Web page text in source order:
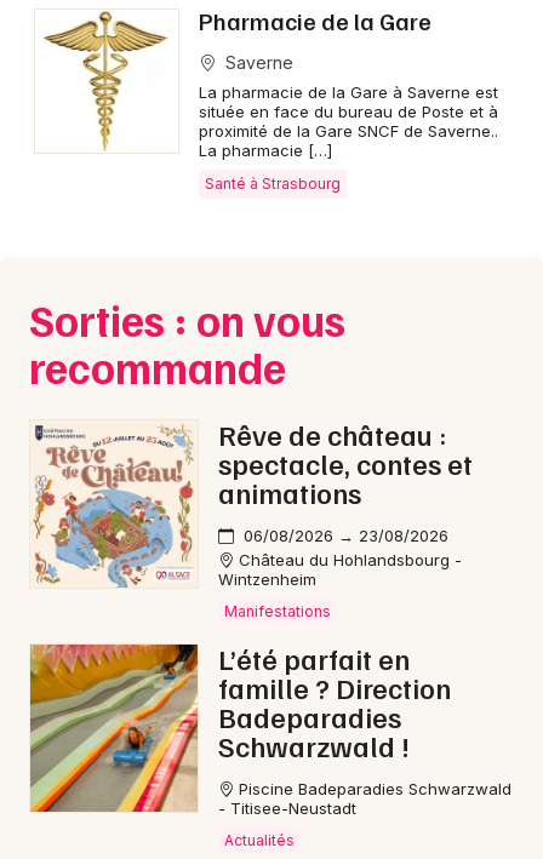
Santé en Alsace
Santé dans le Grand Est
Artistes en tournée
Actus à Strasbourg
Magazine à Strasbourg
Actus tourisme & loisirs
Restaurants
Choisir mes départements
Pharmacie de la Gare
Saverne
La pharmacie de la Gare à Saverne est
située en face du bureau de Poste et à
proximité de la Gare SNCF de Saverne..
La pharmacie […]
Santé à Strasbourg
Sorties : on vous
recommande
Rêve de château :
spectacle, contes et
animations
06/08/2026 → 23/08/2026
Château du Hohlandsbourg -
Wintzenheim
Manifestations
L’été parfait en
famille ? Direction
Badeparadies
Schwarzwald !
Piscine Badeparadies Schwarzwald
- Titisee-Neustadt
Actualités